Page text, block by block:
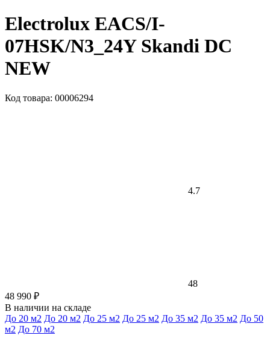
Electrolux EACS/I-
07HSK/N3_24Y Skandi DC
NEW
Код товара: 00006294
4.7
48
48 990 ₽
В наличии на складе
До 20 м2 До 20 м2 До 25 м2 До 25 м2 До 35 м2 До 35 м2 До 50
м2 До 70 м2